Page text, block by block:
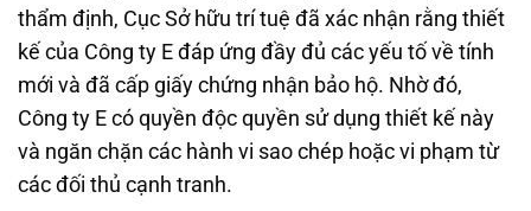
thẩm định, Cục Sở hữu trí tuệ đã xác nhận rằng thiết
kế của Công ty E đáp ứng đầy đủ các yếu tố về tính
mới và đã cấp giấy chứng nhận bảo hộ. Nhờ đó,
Công ty E có quyền độc quyền sử dụng thiết kế này
và ngăn chặn các hành vi sao chép hoặc vi phạm từ
các đối thủ cạnh tranh.